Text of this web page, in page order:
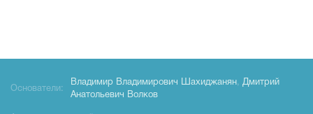
Основатели:
Владимир Владимирович Шахиджанян, Дмитрий
Анатольевич Волков